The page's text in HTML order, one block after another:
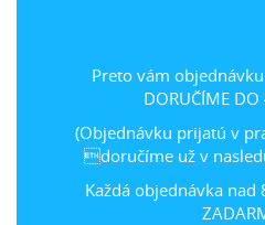
Preto vám
DORUČÍME
(Objednávku prijatú v
doručíme už v
Každá objednávka